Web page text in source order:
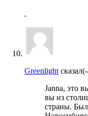
Greenlight
Janna, это
вы из
страны.